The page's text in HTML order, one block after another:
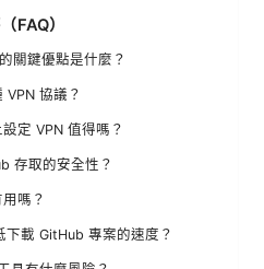
FAQ）
關鍵優點是什麼？
VPN 協議？
定 VPN 值得嗎？
存取的安全性？
嗎？
下載 GitHub 專案的速度？